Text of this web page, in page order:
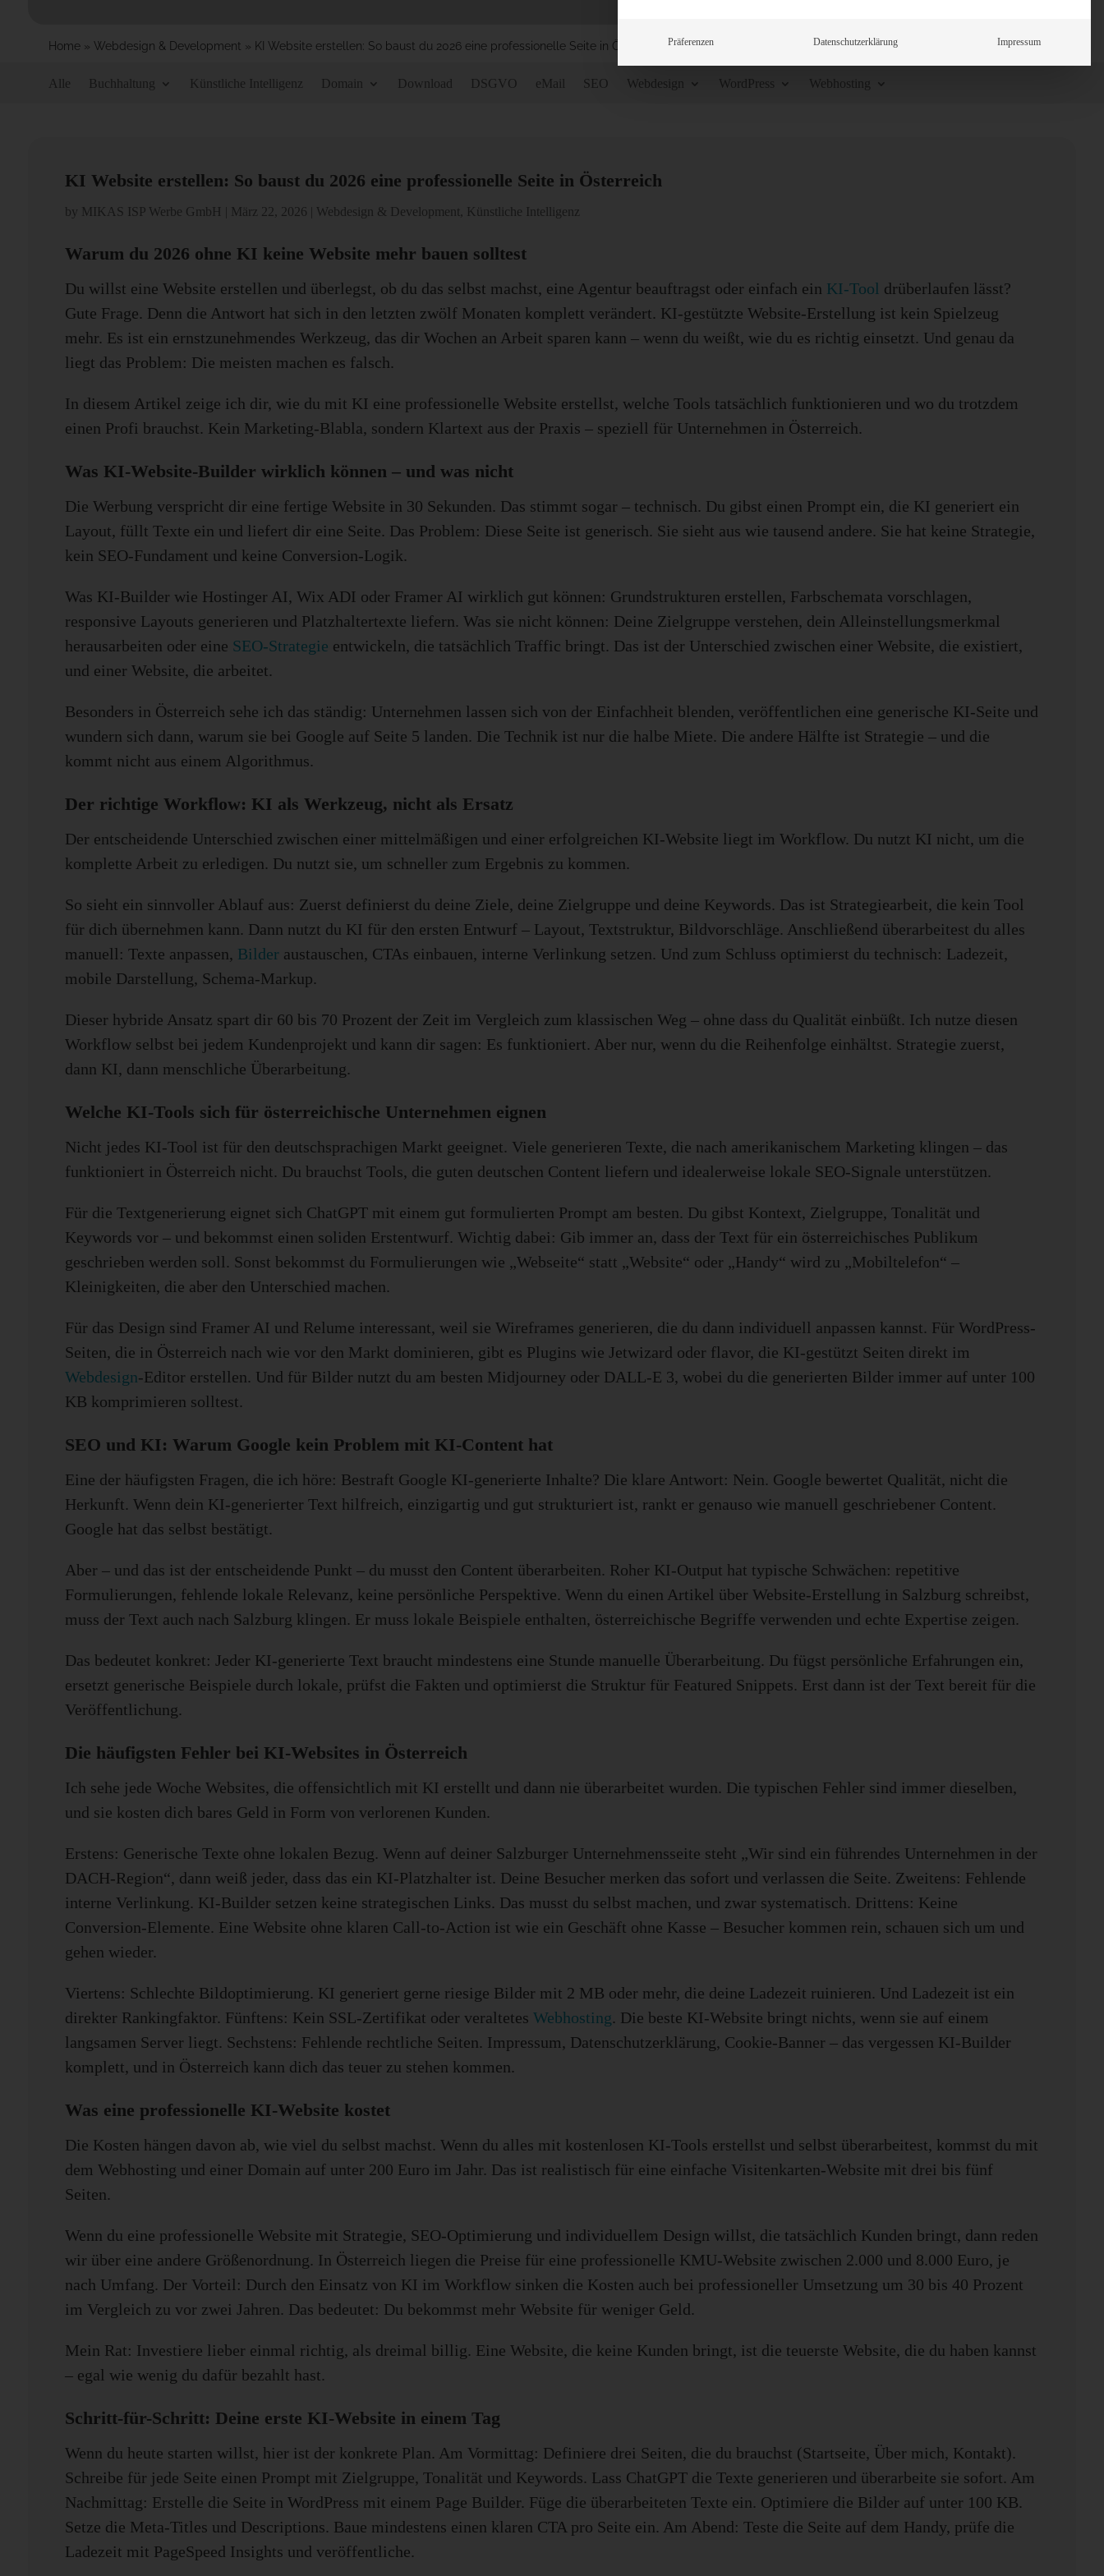
Home» Webdesign & Development » KI Website erstellen: So baust du 2026 eine professionelle Seite in Österreich
Alle Buchhaltung Künstliche Intelligenz Domain Download DSGVO eMail SEO Webdesign WordPress Webhosting
KI Website erstellen: So baust du 2026 eine professionelle Seite in Österreich
by MIKAS ISP Werbe GmbH März 22, 2026 Webdesign & Development, Künstliche Intelligenz
Warum du 2026 ohne KI keine Website mehr bauen solltest
Du willst eine Website erstellen und überlegst, ob du das selbst machst, eine Agentur beauftragst oder einfach ein KI-Tool drüberlaufen lässt?
Gute Frage. Denn die Antwort hat sich in den letzten zwölf Monaten komplett verändert. KI-gestützte Website-Erstellung ist kein Spielzeug
mehr. Es ist ein ernstzunehmendes Werkzeug, das dir Wochen an Arbeit sparen kann – wenn du weißt, wie du es richtig einsetzt. Und genau da
liegt das Problem: Die meisten machen es falsch.
In diesem Artikel zeige ich dir, wie du mit KI eine professionelle Website erstellst, welche Tools tatsächlich funktionieren und wo du trotzdem
einen Profi brauchst. Kein Marketing-Blabla, sondern Klartext aus der Praxis – speziell für Unternehmen in Österreich.
Was KI-Website-Builder wirklich können – und was nicht
Die Werbung verspricht dir eine fertige Website in 30 Sekunden. Das stimmt sogar – technisch. Du gibst einen Prompt ein, die KI generiert ein
Layout, füllt Texte ein und liefert dir eine Seite. Das Problem: Diese Seite ist generisch. Sie sieht aus wie tausend andere. Sie hat keine Strategie,
kein SEO-Fundament und keine Conversion-Logik.
Was KI-Builder wie Hostinger AI, Wix ADI oder Framer AI wirklich gut können: Grundstrukturen erstellen, Farbschemata vorschlagen,
responsive Layouts generieren und Platzhaltertexte liefern. Was sie nicht können: Deine Zielgruppe verstehen, dein Alleinstellungsmerkmal
herausarbeiten oder eine SEO-Strategie entwickeln, die tatsächlich Traffic bringt. Das ist der Unterschied zwischen einer Website, die existiert,
und einer Website, die arbeitet.
Besonders in Österreich sehe ich das ständig: Unternehmen lassen sich von der Einfachheit blenden, veröffentlichen eine generische KI-Seite und
wundern sich dann, warum sie bei Google auf Seite 5 landen. Die Technik ist nur die halbe Miete. Die andere Hälfte ist Strategie – und die
kommt nicht aus einem Algorithmus.
Der richtige Workflow: KI als Werkzeug, nicht als Ersatz
Der entscheidende Unterschied zwischen einer mittelmäßigen und einer erfolgreichen KI-Website liegt im Workflow. Du nutzt KI nicht, um die
komplette Arbeit zu erledigen. Du nutzt sie, um schneller zum Ergebnis zu kommen.
So sieht ein sinnvoller Ablauf aus: Zuerst definierst du deine Ziele, deine Zielgruppe und deine Keywords. Das ist Strategiearbeit, die kein Tool
für dich übernehmen kann. Dann nutzt du KI für den ersten Entwurf – Layout, Textstruktur, Bildvorschläge. Anschließend überarbeitest du alles
manuell: Texte anpassen, Bilder austauschen, CTAs einbauen, interne Verlinkung setzen. Und zum Schluss optimierst du technisch: Ladezeit,
mobile Darstellung, Schema-Markup.
Dieser hybride Ansatz spart dir 60 bis 70 Prozent der Zeit im Vergleich zum klassischen Weg – ohne dass du Qualität einbüßt. Ich nutze diesen
Workflow selbst bei jedem Kundenprojekt und kann dir sagen: Es funktioniert. Aber nur, wenn du die Reihenfolge einhältst. Strategie zuerst,
dann KI, dann menschliche Überarbeitung.
Welche KI-Tools sich für österreichische Unternehmen eignen
Nicht jedes KI-Tool ist für den deutschsprachigen Markt geeignet. Viele generieren Texte, die nach amerikanischem Marketing klingen – das
funktioniert in Österreich nicht. Du brauchst Tools, die guten deutschen Content liefern und idealerweise lokale SEO-Signale unterstützen.
Für die Textgenerierung eignet sich ChatGPT mit einem gut formulierten Prompt am besten. Du gibst Kontext, Zielgruppe, Tonalität und
Keywords vor – und bekommst einen soliden Erstentwurf. Wichtig dabei: Gib immer an, dass der Text für ein österreichisches Publikum
geschrieben werden soll. Sonst bekommst du Formulierungen wie „Webseite“ statt „Website“ oder „Handy“ wird zu „Mobiltelefon“ –
Kleinigkeiten, die aber den Unterschied machen.
Für das Design sind Framer AI und Relume interessant, weil sie Wireframes generieren, die du dann individuell anpassen kannst. Für WordPress-
Seiten, die in Österreich nach wie vor den Markt dominieren, gibt es Plugins wie Jetwizard oder flavor, die KI-gestützt Seiten direkt im
Webdesign-Editor erstellen. Und für Bilder nutzt du am besten Midjourney oder DALL-E 3, wobei du die generierten Bilder immer auf unter 100
KB komprimieren solltest.
SEO und KI: Warum Google kein Problem mit KI-Content hat
Eine der häufigsten Fragen, die ich höre: Bestraft Google KI-generierte Inhalte? Die klare Antwort: Nein. Google bewertet Qualität, nicht die
Herkunft. Wenn dein KI-generierter Text hilfreich, einzigartig und gut strukturiert ist, rankt er genauso wie manuell geschriebener Content.
Google hat das selbst bestätigt.
Aber – und das ist der entscheidende Punkt – du musst den Content überarbeiten. Roher KI-Output hat typische Schwächen: repetitive
Formulierungen, fehlende lokale Relevanz, keine persönliche Perspektive. Wenn du einen Artikel über Website-Erstellung in Salzburg schreibst,
muss der Text auch nach Salzburg klingen. Er muss lokale Beispiele enthalten, österreichische Begriffe verwenden und echte Expertise zeigen.
Das bedeutet konkret: Jeder KI-generierte Text braucht mindestens eine Stunde manuelle Überarbeitung. Du fügst persönliche Erfahrungen ein,
ersetzt generische Beispiele durch lokale, prüfst die Fakten und optimierst die Struktur für Featured Snippets. Erst dann ist der Text bereit für die
Veröffentlichung.
Die häufigsten Fehler bei KI-Websites in Österreich
Ich sehe jede Woche Websites, die offensichtlich mit KI erstellt und dann nie überarbeitet wurden. Die typischen Fehler sind immer dieselben,
und sie kosten dich bares Geld in Form von verlorenen Kunden.
Erstens: Generische Texte ohne lokalen Bezug. Wenn auf deiner Salzburger Unternehmensseite steht „Wir sind ein führendes Unternehmen in der
DACH-Region“, dann weiß jeder, dass das ein KI-Platzhalter ist. Deine Besucher merken das sofort und verlassen die Seite. Zweitens: Fehlende
interne Verlinkung. KI-Builder setzen keine strategischen Links. Das musst du selbst machen, und zwar systematisch. Drittens: Keine
Conversion-Elemente. Eine Website ohne klaren Call-to-Action ist wie ein Geschäft ohne Kasse – Besucher kommen rein, schauen sich um und
gehen wieder.
Viertens: Schlechte Bildoptimierung. KI generiert gerne riesige Bilder mit 2 MB oder mehr, die deine Ladezeit ruinieren. Und Ladezeit ist ein
direkter Rankingfaktor. Fünftens: Kein SSL-Zertifikat oder veraltetes Webhosting. Die beste KI-Website bringt nichts, wenn sie auf einem
langsamen Server liegt. Sechstens: Fehlende rechtliche Seiten. Impressum, Datenschutzerklärung, Cookie-Banner – das vergessen KI-Builder
komplett, und in Österreich kann dich das teuer zu stehen kommen.
Was eine professionelle KI-Website kostet
Die Kosten hängen davon ab, wie viel du selbst machst. Wenn du alles mit kostenlosen KI-Tools erstellst und selbst überarbeitest, kommst du mit
dem Webhosting und einer Domain auf unter 200 Euro im Jahr. Das ist realistisch für eine einfache Visitenkarten-Website mit drei bis fünf
Seiten.
Wenn du eine professionelle Website mit Strategie, SEO-Optimierung und individuellem Design willst, die tatsächlich Kunden bringt, dann reden
wir über eine andere Größenordnung. In Österreich liegen die Preise für eine professionelle KMU-Website zwischen 2.000 und 8.000 Euro, je
nach Umfang. Der Vorteil: Durch den Einsatz von KI im Workflow sinken die Kosten auch bei professioneller Umsetzung um 30 bis 40 Prozent
im Vergleich zu vor zwei Jahren. Das bedeutet: Du bekommst mehr Website für weniger Geld.
Mein Rat: Investiere lieber einmal richtig, als dreimal billig. Eine Website, die keine Kunden bringt, ist die teuerste Website, die du haben kannst
– egal wie wenig du dafür bezahlt hast.
Schritt-für-Schritt: Deine erste KI-Website in einem Tag
Wenn du heute starten willst, hier ist der konkrete Plan. Am Vormittag: Definiere drei Seiten, die du brauchst (Startseite, Über mich, Kontakt).
Schreibe für jede Seite einen Prompt mit Zielgruppe, Tonalität und Keywords. Lass ChatGPT die Texte generieren und überarbeite sie sofort. Am
Nachmittag: Erstelle die Seite in WordPress mit einem Page Builder. Füge die überarbeiteten Texte ein. Optimiere die Bilder auf unter 100 KB.
Setze die Meta-Titles und Descriptions. Baue mindestens einen klaren CTA pro Seite ein. Am Abend: Teste die Seite auf dem Handy, prüfe die
Ladezeit mit PageSpeed Insights und veröffentliche.
Präferenzen Datenschutzerklärung Impressum